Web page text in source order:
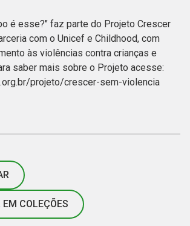
é esse?" faz parte do Projeto Crescer
com o Unicef e Childhood, com
às violências contra crianças e
saber mais sobre o Projeto acesse:
projeto/crescer-sem-violencia
EM COLEÇÕES